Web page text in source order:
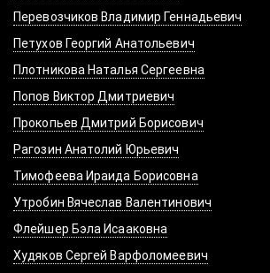
Перевозчиков Владимир Геннадьевич
Петухов Георгий Анатольевич
Плотникова Наталья Сергеевна
Попов Виктор Дмитриевич
Прокопьев Дмитрий Борисович
Рагозин Анатолий Юрьевич
Тимофеева Ираида Борисовна
Утробин Вячеслав Валентинович
Флейшер Бэла Исааковна
Худяков Сергей Варфоломеевич